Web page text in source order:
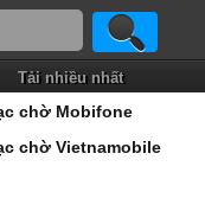
Tải nhiều nhất
chờ Mobifone
chờ Vietnamobile